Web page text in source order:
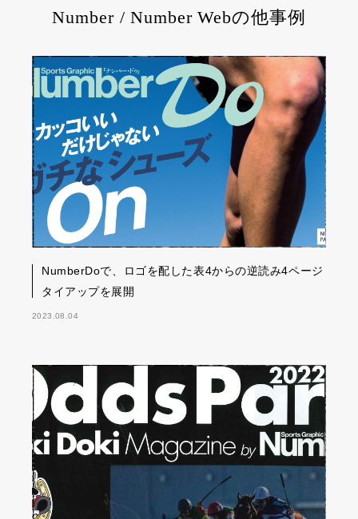
Number / Number Webの他事例
NumberDoで、ロゴを配した表4からの逆読み4ページ
タイアップを展開
2023.08.04